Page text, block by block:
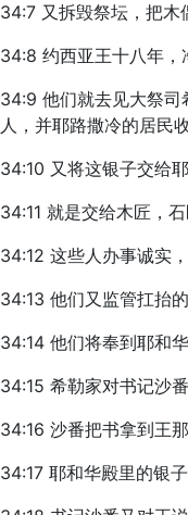
34:7 又拆毁祭坛，把木
34:8 约西亚王十八年，
34:9 他们就去见大祭司
人，并耶路撒冷的居民收
34:10 又将这银子交给
34:11 就是交给木匠，
34:12 这些人办事诚实
34:13 他们又监管扛抬
34:14 他们将奉到耶和
34:15 希勒家对书记沙
34:16 沙番把书拿到王
34:17 耶和华殿里的银